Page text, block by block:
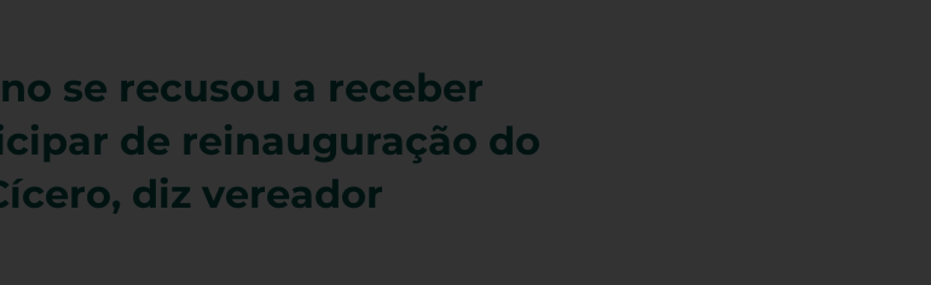
se recusou a receber
de reinauguração do
diz vereador